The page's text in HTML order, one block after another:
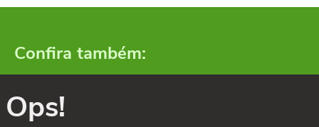
Confira também:
Ops!